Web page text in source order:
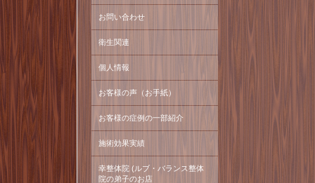
お問い合わせ
衛生関連
個人情報
お客様の声（お手紙）
お客様の症例の一部紹介
施術効果実績
幸整体院 (ルブ・バランス整体
院の弟子のお店